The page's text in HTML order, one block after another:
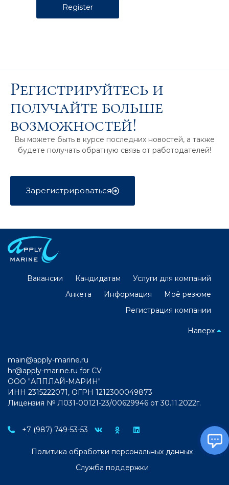
Регистрируйтесь и
получайте больше
возможностей!
Вы можете быть в курсе последних новостей, а также
будете получать обратную связь от работодателей!
Зарегистрироваться
Вакансии Кандидатам
Услуги для компаний
Анкета
Информация
Моё резюме
Регистрация компании
Наверх
main@apply-marine.ru
hr@apply-marine.ru for CV
ООО "АППЛАЙ-МАРИН"
ИНН 2315222071, ОГРН 1212300049873
Лицензия № Л031-00121-23/00629946 от 30.11.2022г.
+7 (987) 749-53-53
Политика обработки персональных данных
Служба поддержки